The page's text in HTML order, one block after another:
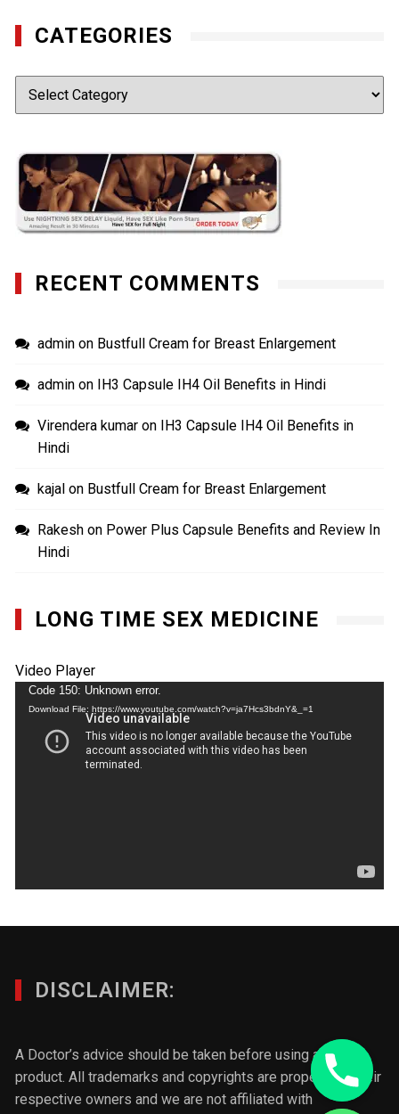
CATEGORIES
Categories
RECENT COMMENTS
admin on Bustfull Cream for Breast Enlargement
admin on IH3 Capsule IH4 Oil Benefits in Hindi
Virendera kumar on IH3 Capsule IH4 Oil Benefits in
Hindi
kajal on Bustfull Cream for Breast Enlargement
Rakesh on Power Plus Capsule Benefits and Review In
Hindi
LONG TIME SEX MEDICINE
Video Player
Code 150: Unknown error.
Download File: https://www.youtube.com/watch?v=ja7Hcs3bdnY&_=1
DISCLAIMER:
A Doctor’s advice should be taken before using any
product. All trademarks and copyrights are property of their
respective owners and we are not affiliated with